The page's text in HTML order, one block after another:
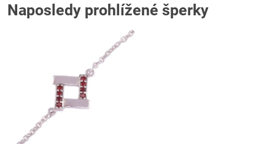
Naposledy prohlížené šperky